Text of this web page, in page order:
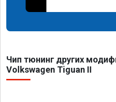
Чип тюнинг других
Volkswagen Tiguan II